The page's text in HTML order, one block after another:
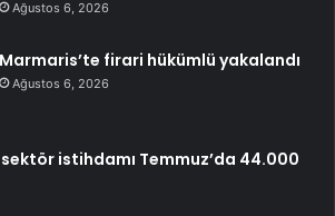
Ağustos 6, 2026
Marmaris’te firari hükümlü yakalandı
Ağustos 6, 2026
sektör istihdamı Temmuz’da 44.000